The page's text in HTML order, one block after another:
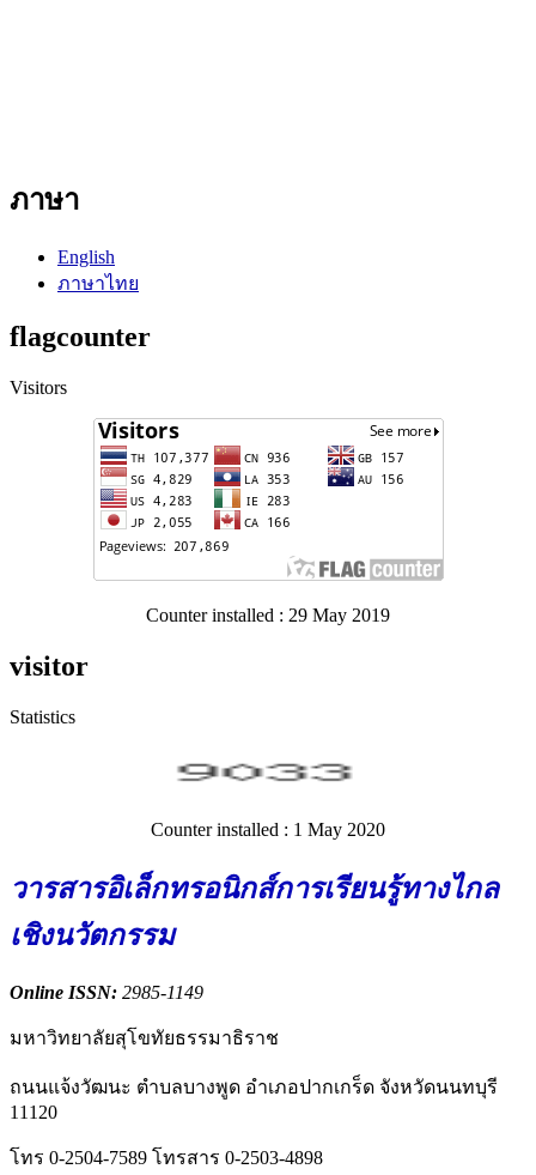
ภาษา
English
ภาษาไทย
flagcounter
Visitors
Counter installed : 29 May 2019
visitor
Statistics
Counter installed : 1 May 2020
วารสารอิเล็กทรอนิกส์การเรียนรู้ทางไกล
เชิงนวัตกรรม
Online ISSN: 2985-1149
มหาวิทยาลัยสุโขทัยธรรมาธิราช
ถนนแจ้งวัฒนะ ตำบลบางพูด อำเภอปากเกร็ด จังหวัดนนทบุรี
11120
โทร 0-2504-7589 โทรสาร 0-2503-4898